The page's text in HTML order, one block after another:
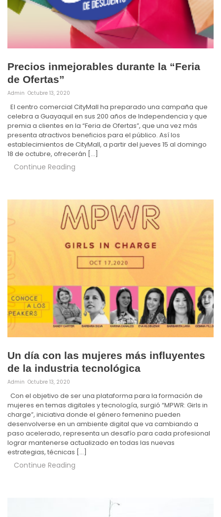
Precios inmejorables durante la “Feria
de Ofertas”
Admin Octubre 13, 2020
El centro comercial CityMall ha preparado una campaña que
celebra a Guayaquil en sus 200 años de Independencia y que
premia a clientes en la “Feria de Ofertas”, que una vez más
presenta atractivos beneficios para el público. Así los
establecimientos de CityMall, a partir del jueves 15 al domingo
18 de octubre, ofrecerán […]
Continue Reading
Un día con las mujeres más influyentes
de la industria tecnológica
Admin Octubre 13, 2020
Con el objetivo de ser una plataforma para la formación de
mujeres en temas digitales y tecnología, surgió “MPWR: Girls in
charge”, iniciativa donde el género femenino pueden
desenvolverse en un ambiente digital que va cambiando a
paso acelerado, representa un desafío para cada profesional
lograr mantenerse actualizado en todas las nuevas
estrategias, técnicas […]
Continue Reading